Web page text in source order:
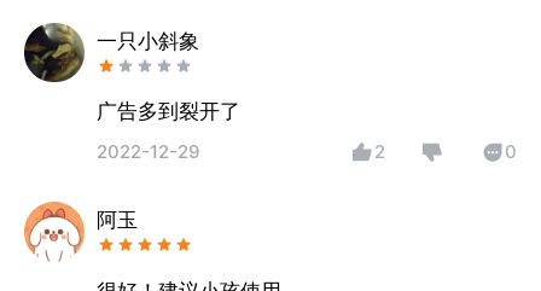
一只小斜象
广告多到裂开了
2022-12-29 2 0
阿玉